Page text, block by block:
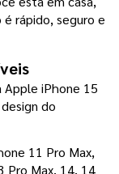
rápido, seguro e
Apple iPhone 15
do
11 Pro Max,
Pro Max, 14, 14